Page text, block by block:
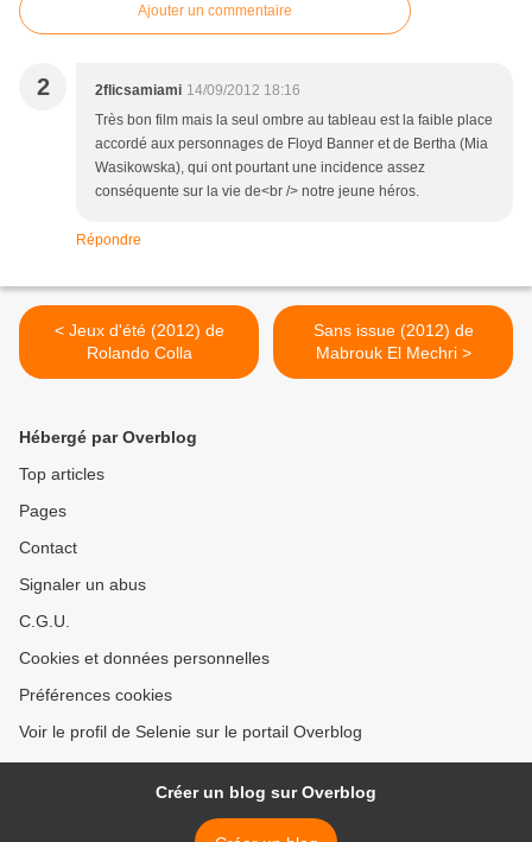
Ajouter un commentaire
2 2flicsamiami 14/09/2012 18:16
Très bon film mais la seul ombre au tableau est la faible place
accordé aux personnages de Floyd Banner et de Bertha (Mia
Wasikowska), qui ont pourtant une incidence assez
conséquente sur la vie de<br /> notre jeune héros.
Répondre
< Jeux d'été (2012) de
Rolando Colla
Sans issue (2012) de
Mabrouk El Mechri >
Hébergé par Overblog
Top articles
Pages
Contact
Signaler un abus
C.G.U.
Cookies et données personnelles
Préférences cookies
Voir le profil de Selenie sur le portail Overblog
Créer un blog sur Overblog